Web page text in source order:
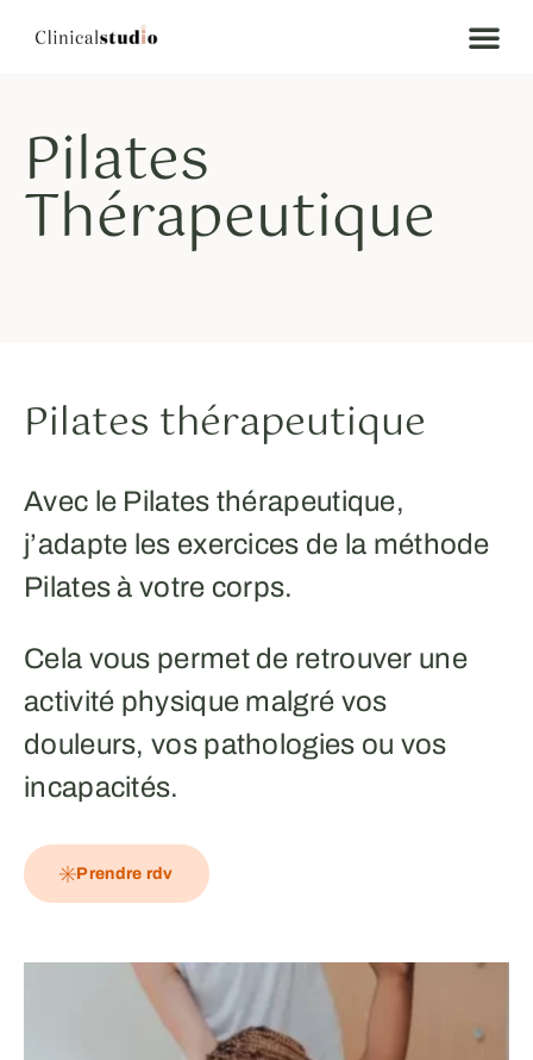
Pilates
Thérapeutique
Pilates thérapeutique
Avec le Pilates thérapeutique,
j’adapte les exercices de la méthode
Pilates à votre corps.
Cela vous permet de retrouver une
activité physique malgré vos
douleurs, vos pathologies ou vos
incapacités.
Prendre rdv